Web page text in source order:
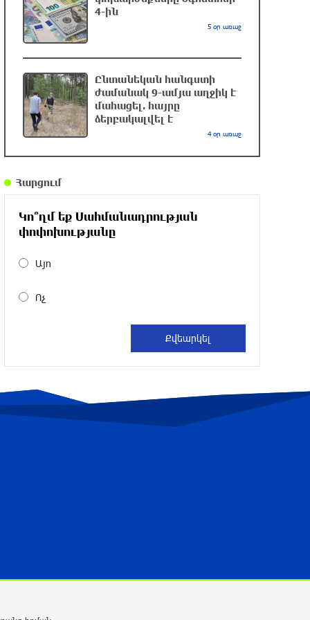
Բարեկենդանը
մեկ ժամ առաջ
ԱՄՆ Սենատ է ներկայացվել
Լիբանանին օգնելու օրինագիծ
մեկ ժամ առաջ
Փաշինյանի Ռուսաստանի դեմ
դոլարների մասին է»
32 րոպե առաջ
Ո՞վ կհաղթի UFC 331-ում. Արման
Ծառուկյանի ու Մաուրիսիո Ռուֆիի
մենամարտի գործակիցները հայտնի են
հասցեներում ջուր չի լինի` օգոստոսի
անցանելի են
4-ին
5 օր առաջ
Ընտանեկան հանգստի
ժամանակ 9-ամյա աղջիկ է
մահացել. հայրը
ձերբակալվել է
4 օր առաջ
Հարցում
Կո՞ղմ եք Սահմանադրության
փոփոխությանը
Այո
Ոչ